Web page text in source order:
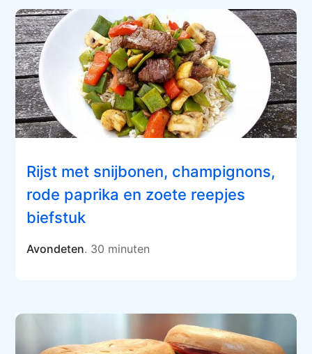
Rijst met snijbonen, champignons,
rode paprika en zoete reepjes
biefstuk
Avondeten. 30 minuten